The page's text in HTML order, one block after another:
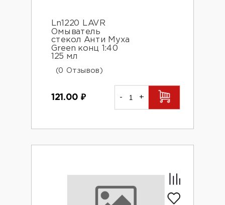
Ln1220 LAVR
Омыватель
стекол Анти Муха
Green конц 1:40
125 мл
(0 Отзывов)
121.00 ₽ - +